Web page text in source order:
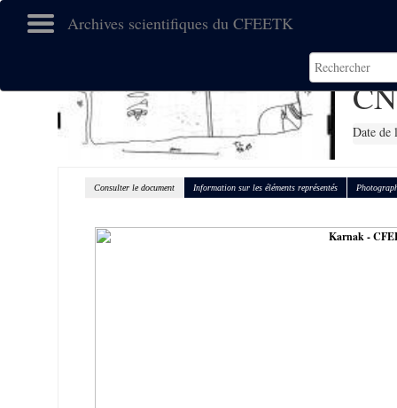
Archives scientifiques du CFEETK
Date de
Consulter le document Information sur les éléments représentés